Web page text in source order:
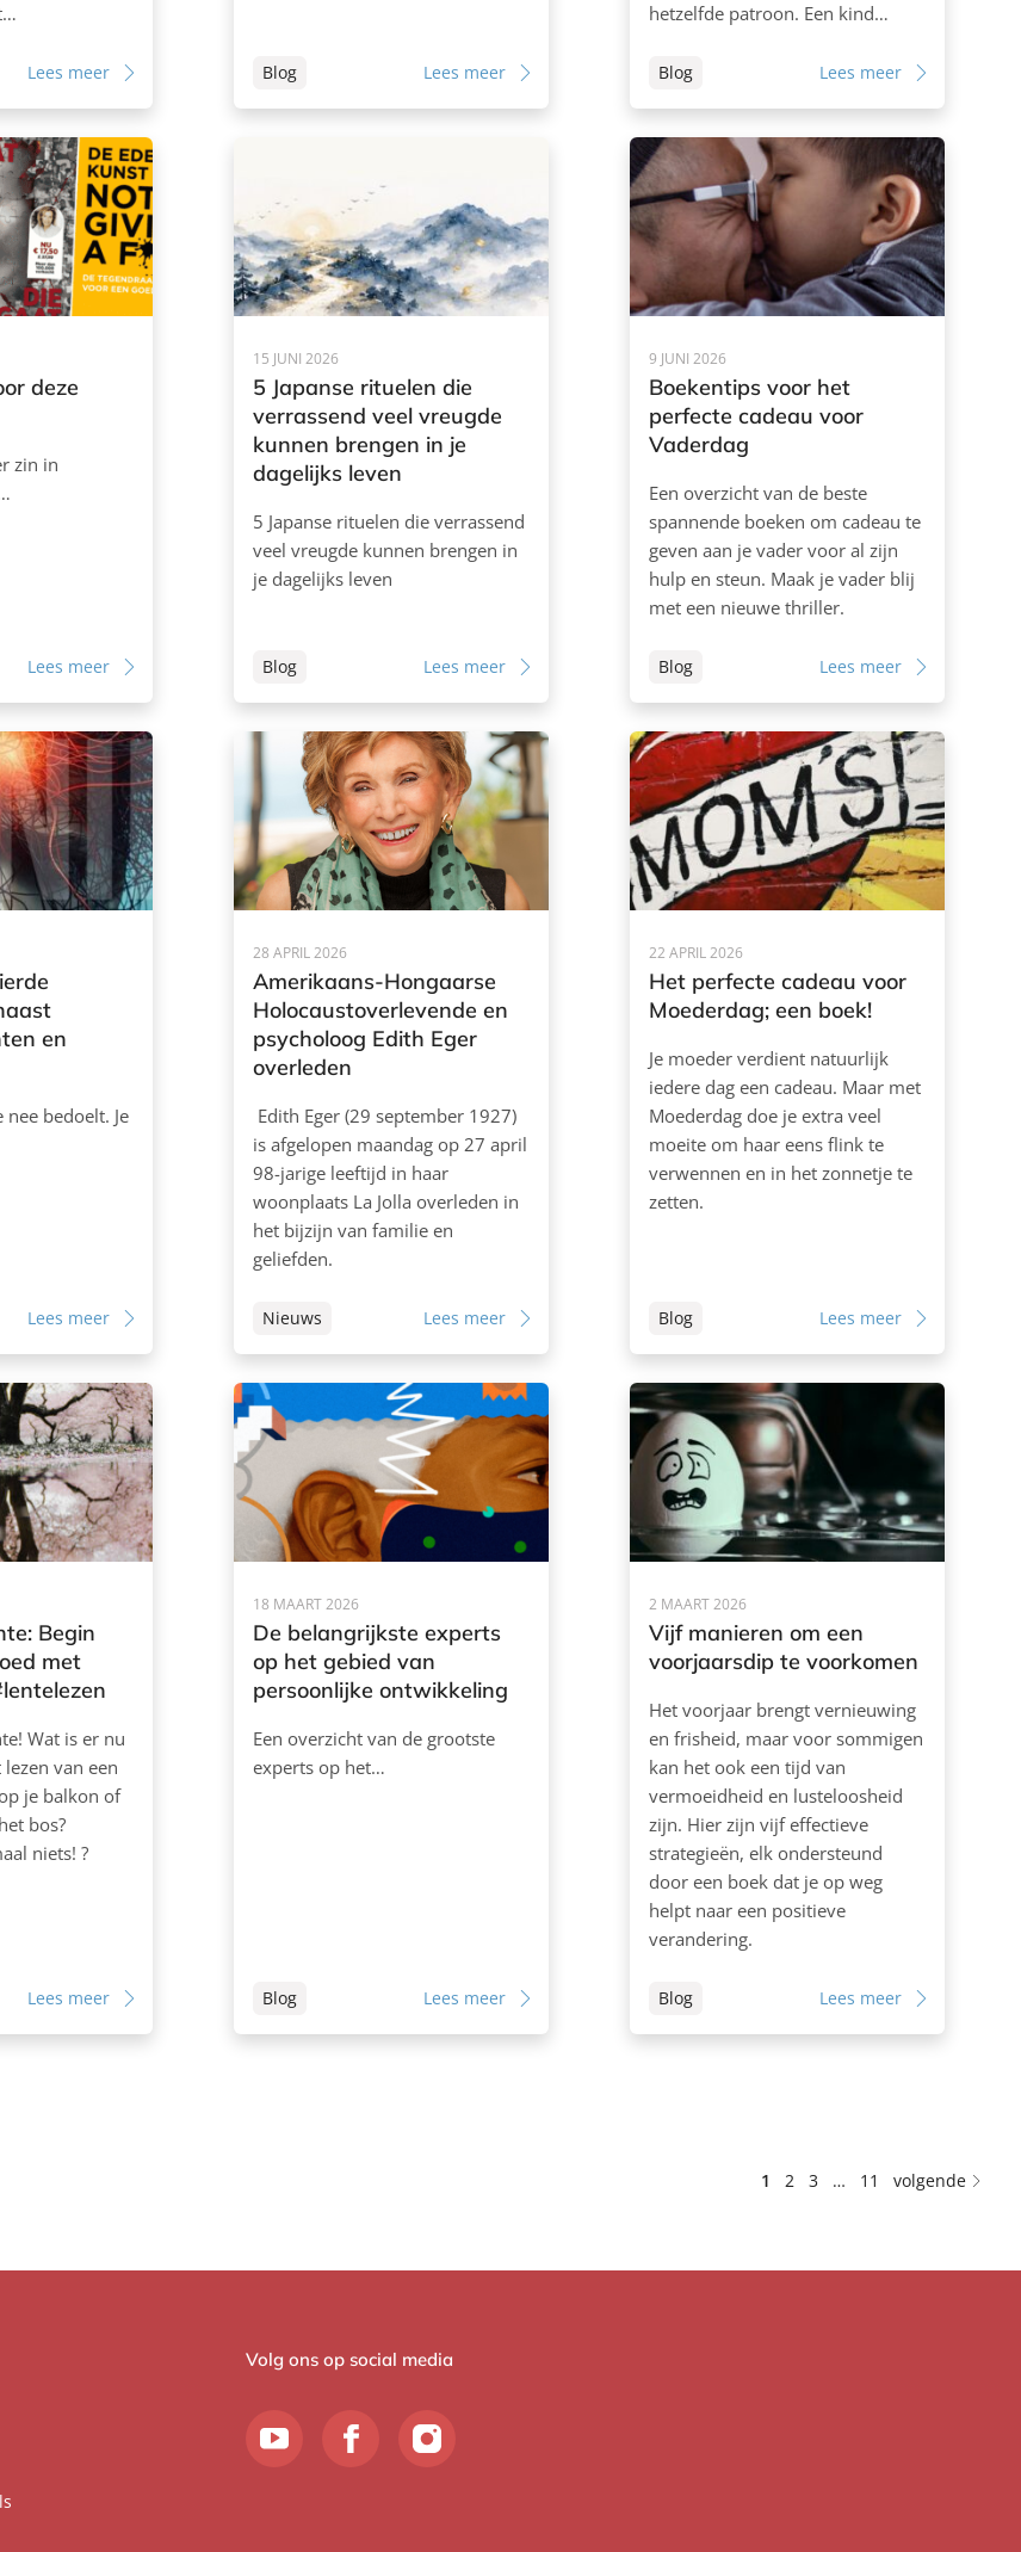
Lees meer Blog Lees meer
hetzelfde patroon. Een kind…
Blog Lees meer
deze
zin in
Lees meer
15 JUNI 2026
5 Japanse rituelen die
verrassend veel vreugde
kunnen brengen in je
dagelijks leven
5 Japanse rituelen die verrassend
veel vreugde kunnen brengen in
je dagelijks leven
Blog Lees meer
9 JUNI 2026
Boekentips voor het
perfecte cadeau voor
Vaderdag
Een overzicht van de beste
spannende boeken om cadeau te
geven aan je vader voor al zijn
hulp en steun. Maak je vader blij
met een nieuwe thriller.
Blog Lees meer
en
nee bedoelt. Je
Lees meer
28 APRIL 2026
Amerikaans-Hongaarse
Holocaustoverlevende en
psycholoog Edith Eger
overleden
Edith Eger (29 september 1927)
is afgelopen maandag op 27 april
98-jarige leeftijd in haar
woonplaats La Jolla overleden in
het bijzijn van familie en
geliefden.
Nieuws Lees meer
22 APRIL 2026
Het perfecte cadeau voor
Moederdag; een boek!
Je moeder verdient natuurlijk
iedere dag een cadeau. Maar met
Moederdag doe je extra veel
moeite om haar eens flink te
verwennen en in het zonnetje te
zetten.
Blog Lees meer
Begin
met
Wat is er nu
van een
je balkon of
bos?
niets! ?
Lees meer
18 MAART 2026
De belangrijkste experts
op het gebied van
persoonlijke ontwikkeling
Een overzicht van de grootste
experts op het…
Blog Lees meer
2 MAART 2026
Vijf manieren om een
voorjaarsdip te voorkomen
Het voorjaar brengt vernieuwing
en frisheid, maar voor sommigen
kan het ook een tijd van
vermoeidheid en lusteloosheid
zijn. Hier zijn vijf effectieve
strategieën, elk ondersteund
door een boek dat je op weg
helpt naar een positieve
verandering.
Blog Lees meer
1 2 3 … 11 volgende
Volg ons op social media